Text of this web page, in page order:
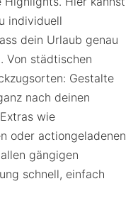
individuell
dein Urlaub genau
Von städtischen
Gestalte
nach deinen
wie
oder actiongeladenen
gängigen
schnell, einfach